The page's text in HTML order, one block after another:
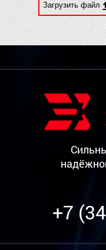
Загрузить файл
+7